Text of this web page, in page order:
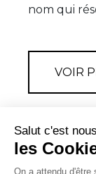
nom qui
VOIR